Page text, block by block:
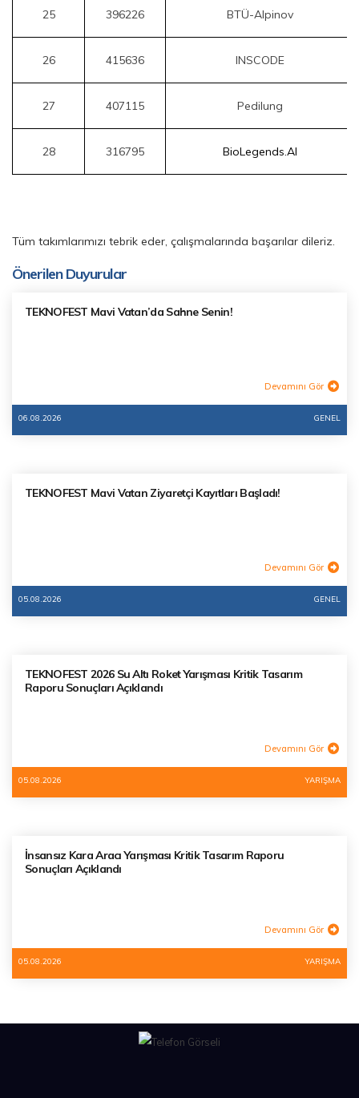
25 396226 BTÜ-Alpinov
26 415636 INSCODE
27 407115 Pedilung
28 316795 BioLegends.AI
Tüm takımlarımızı tebrik eder, çalışmalarında başarılar dileriz.
Önerilen Duyurular
TEKNOFEST Mavi Vatan’da Sahne Senin!
Devamını Gör
06.08.2026 GENEL
TEKNOFEST Mavi Vatan Ziyaretçi Kayıtları Başladı!
Devamını Gör
05.08.2026 GENEL
TEKNOFEST 2026 Su Altı Roket Yarışması Kritik Tasarım
Raporu Sonuçları Açıklandı
Devamını Gör
05.08.2026 YARIŞMA
İnsansız Kara Aracı Yarışması Kritik Tasarım Raporu
Sonuçları Açıklandı
Devamını Gör
05.08.2026 YARIŞMA